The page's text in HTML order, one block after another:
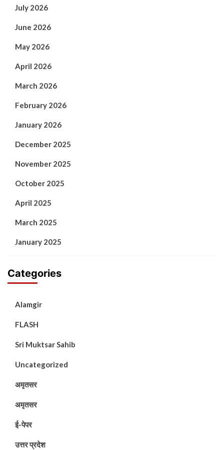
July 2026
June 2026
May 2026
April 2026
March 2026
February 2026
January 2026
December 2025
November 2025
October 2025
April 2025
March 2025
January 2025
Categories
Alamgir
FLASH
Sri Muktsar Sahib
Uncategorized
अमृतसर
अमृतसर
ई-पेपर
उत्तर प्रदेश